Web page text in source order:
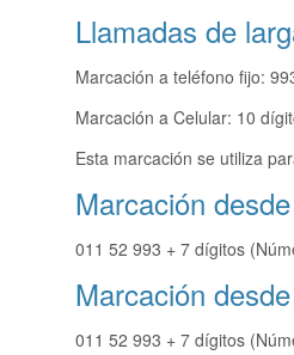
Llamadas de
Marcación a teléfono fijo:
Marcación a Celular: 10
Esta marcación se utiliza
Marcación
011 52 993 + 7 dígitos
Marcación
011 52 993 + 7 dígitos